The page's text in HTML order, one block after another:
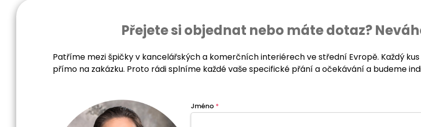
Přejete si objednat nebo máte dotaz?
Patříme mezi špičky v kancelářských a komerčních interiérech ve střední Evropě. Každý
přímo na zakázku. Proto rádi splníme každé vaše specifické přání a očekávání a budeme
Jméno *